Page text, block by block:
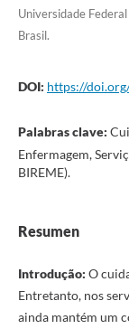
Universidade
Brasil.
DOI: https://
Palabras clave:
Enfermagem,
BIREME).
Resumen
Introdução: O
Entretanto, nos
ainda mantém um